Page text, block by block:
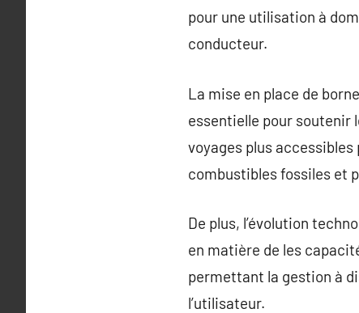
pour une utilisation à
conducteur.
La mise en place de
essentielle pour soutenir
voyages plus
combustibles fossiles et
De plus, l’évolution
en matière de les
permettant la gestion à
l’utilisateur.